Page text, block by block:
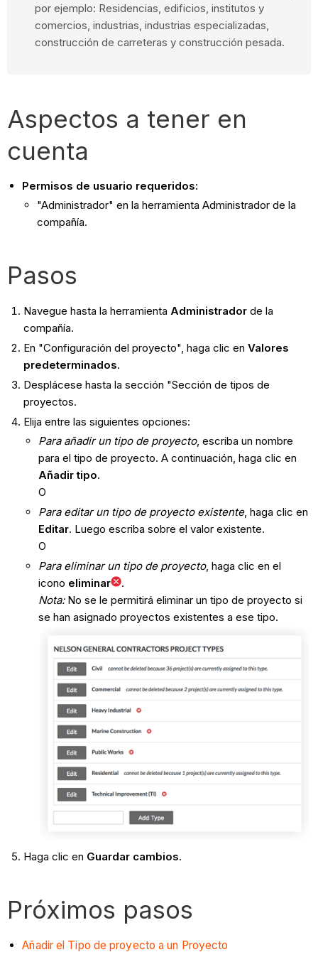
por ejemplo: Residencias, edificios, institutos y
comercios, industrias, industrias especializadas,
construcción de carreteras y construcción pesada.
Aspectos a tener en
cuenta
Permisos de usuario requeridos:
"Administrador" en la herramienta Administrador de la
compañía.
Pasos
Navegue hasta la herramienta Administradorde la
compañía.
En "Configuración del proyecto", haga clic en Valores
predeterminados.
Desplácese hasta la sección "Sección de tipos de
proyectos.
Elija entre las siguientes opciones:
Para añadir un tipo de proyecto, escriba un nombre
para el tipo de proyecto. A continuación, haga clic en
Añadir tipo.
O
Para editar un tipo de proyecto existente, haga clic en
Editar. Luego escriba sobre el valor existente.
O
Para eliminar un tipo de proyecto, haga clic en el
icono eliminar
.
Nota:No se le permitirá eliminar un tipo de proyecto si
se han asignado proyectos existentes a ese tipo.
Haga clic en Guardar cambios.
Próximos pasos
Añadir el Tipo de proyecto a un Proyecto